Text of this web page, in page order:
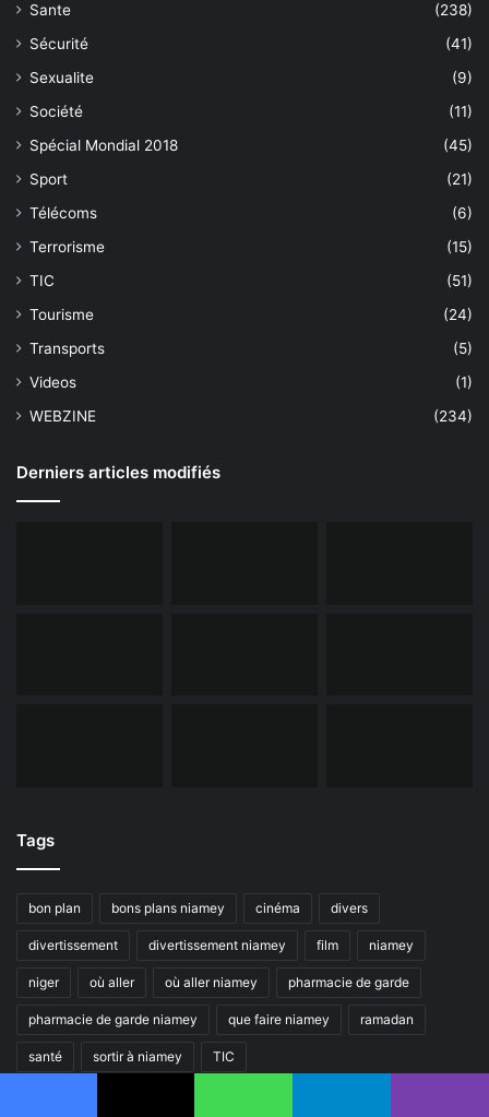
Sante
(238)
Sécurité
(41)
Sexualite
(9)
Société
(11)
Spécial Mondial 2018
(45)
Sport
(21)
Télécoms
(6)
Terrorisme
(15)
TIC
(51)
Tourisme
(24)
Transports
(5)
Videos
(1)
WEBZINE
(234)
Derniers articles modifiés
Tags
bon plan bons plans niamey cinéma divers
divertissement divertissement niamey film niamey
niger où aller où aller niamey pharmacie de garde
pharmacie de garde niamey que faire niamey ramadan
santé sortir à niamey TIC